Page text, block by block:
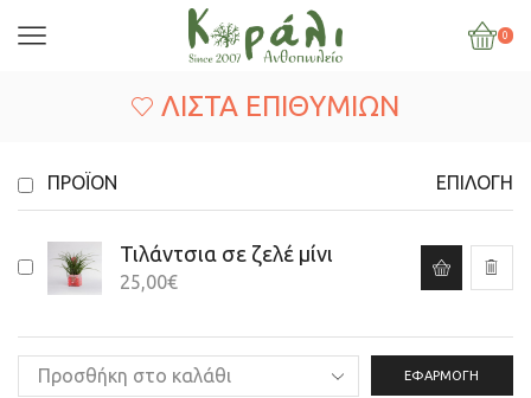
0
ΛΊΣΤΑ ΕΠΙΘΥΜΙΏΝ
ΠΡΟΪΌΝ ΕΠΙΛΟΓΉ
Τιλάντσια σε ζελέ μίνι
25,00€
ΕΦΑΡΜΟΓΉ